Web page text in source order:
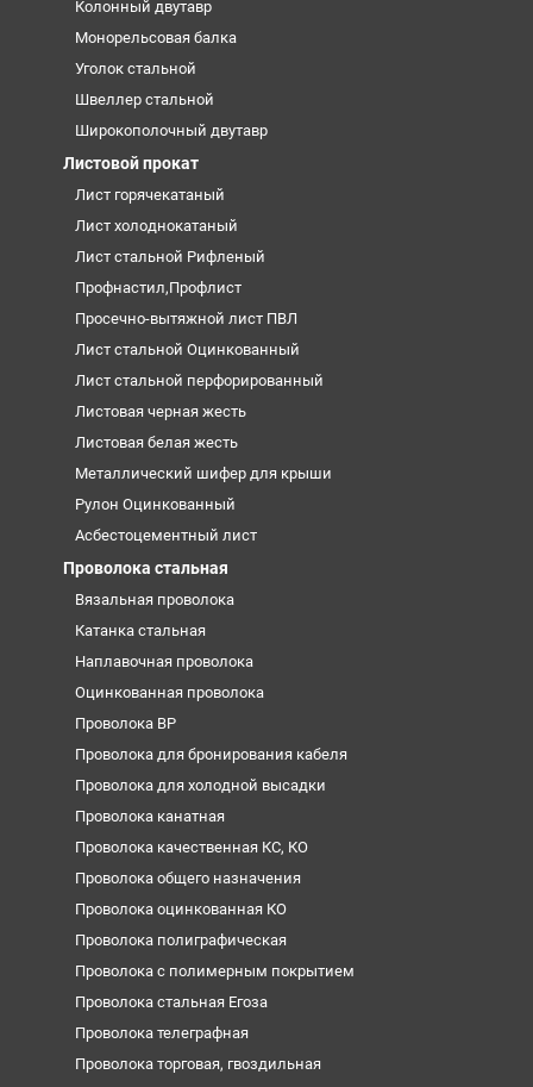
Колонный двутавр
Монорельсовая балка
Уголок стальной
Швеллер стальной
Широкополочный двутавр
Листовой прокат
Лист горячекатаный
Лист холоднокатаный
Лист стальной Рифленый
Профнастил,Профлист
Просечно-вытяжной лист ПВЛ
Лист стальной Оцинкованный
Лист стальной перфорированный
Листовая черная жесть
Листовая белая жесть
Металлический шифер для крыши
Рулон Оцинкованный
Асбестоцементный лист
Проволока стальная
Вязальная проволока
Катанка стальная
Наплавочная проволока
Оцинкованная проволока
Проволока ВР
Проволока для бронирования кабеля
Проволока для холодной высадки
Проволока канатная
Проволока качественная КС, КО
Проволока общего назначения
Проволока оцинкованная КО
Проволока полиграфическая
Проволока с полимерным покрытием
Проволока стальная Егоза
Проволока телеграфная
Проволока торговая, гвоздильная